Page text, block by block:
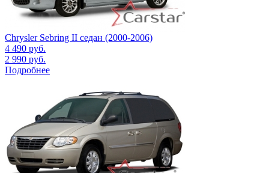
Chrysler Sebring II седан (2000-2006)
4 490 руб.
2 990 руб.
Подробнее